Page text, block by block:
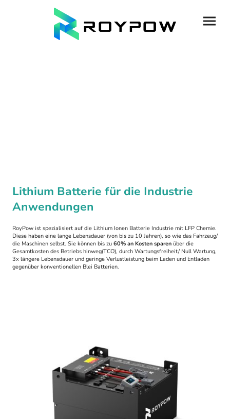
Lithium Batterie für die Industrie
Anwendungen
RoyPow ist spezialisiert auf die Lithium Ionen Batterie Industrie mit LFP Chemie.
Diese haben eine lange Lebensdauer (von bis zu 10 Jahren), so wie das Fahrzeug/
die Maschinen selbst. Sie können bis zu 60% an Kosten sparen über die
Gesamtkosten des Betriebs hinweg(TCO), durch Wartungsfreiheit/ Null Wartung,
3x längere Lebensdauer und geringe Verlustleistung beim Laden und Entladen
gegenüber konventionellen Blei Batterien.